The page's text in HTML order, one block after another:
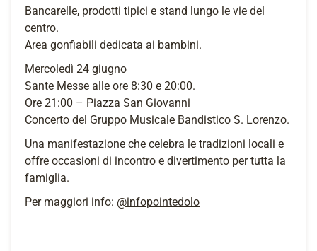
Bancarelle, prodotti tipici e stand lungo le vie del
centro.
Area gonfiabili dedicata ai bambini.
Mercoledì 24 giugno
Sante Messe alle ore 8:30 e 20:00.
Ore 21:00 – Piazza San Giovanni
Concerto del Gruppo Musicale Bandistico S. Lorenzo.
Una manifestazione che celebra le tradizioni locali e
offre occasioni di incontro e divertimento per tutta la
famiglia.
Per maggiori info: @infopointedolo